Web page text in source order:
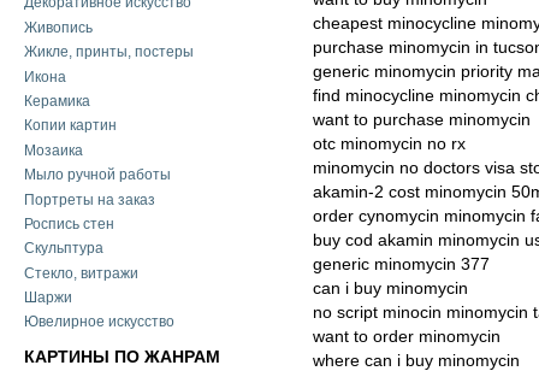
Живопись
Жикле, принты, постеры
Икона
Керамика
Копии картин
Мозаика
Мыло ручной работы
Портреты на заказ
Роспись стен
Скульптура
Стекло, витражи
Шаржи
Ювелирное искусство
КАРТИНЫ ПО ЖАНРАМ
cheapest minocycline
purchase minomycin in
generic minomycin priority
find minocycline minomycin
want to purchase minomycin
otc minomycin no rx
minomycin no doctors visa
akamin-2 cost minomycin
order cynomycin minomycin
buy cod akamin minomycin
generic minomycin 377
can i buy minomycin
no script minocin minomycin
want to order minomycin
where can i buy minomycin